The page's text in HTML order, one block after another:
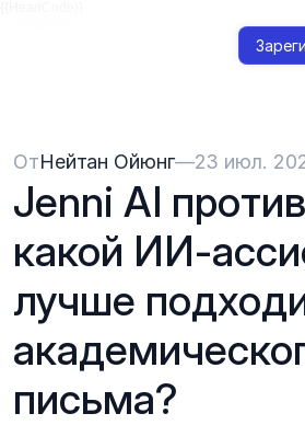
ОтНейтан Ойюнг—23 июл.
Jenni AI
какой ИИ-
лучше
письма?